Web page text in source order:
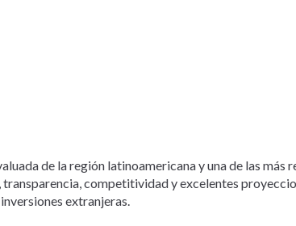
de la región latinoamericana y una de las más
competitividad y excelentes
extranjeras.